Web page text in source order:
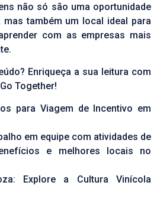
não só são uma oportunidade
também um local ideal para
com as empresas mais
Enriqueça a sua leitura com
Together!
para Viagem de Incentivo em
em equipe com atividades de
e melhores locais no
Explore a Cultura Vinícola